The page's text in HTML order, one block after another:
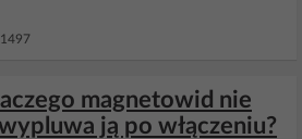
magnetowid nie
ją po włączeniu?